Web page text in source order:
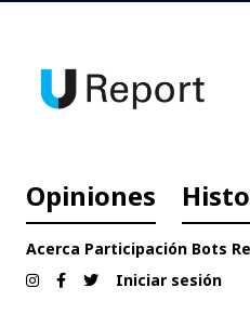
Opiniones
Acerca Participación Bots
Iniciar sesión